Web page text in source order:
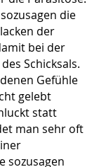
die
der
bei der
Schicksals.
Gefühle
gelebt
statt
man sehr oft
sozusagen